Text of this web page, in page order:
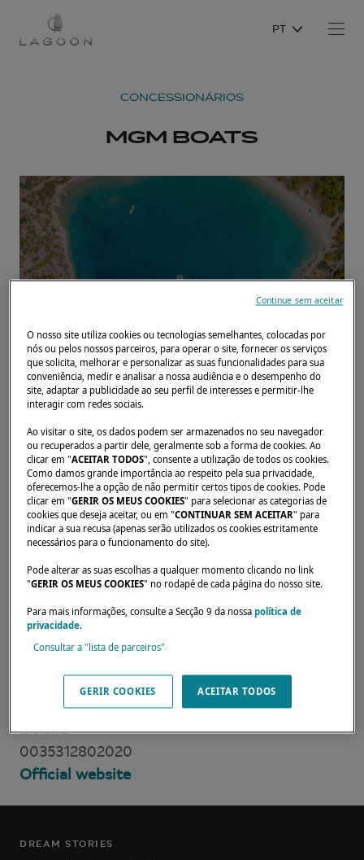
PT
CONCESSIONÁRIOS
MGM BOATS
Os nossos revendedores estão disponíveis
para atender às suas expectativas e
necessidades. Eles poderão informá-lo sobre
o catamarã Lagoon dos seus sonhos, em todo
DUN LAOGHAIRE,
CO. DUBLIN, A96 P400,
Ireland
0035312802020
Official website
DREAM STORIES
O nosso site utiliza cookies ou tecnologias semelhantes, colocadas por
nós ou pelos nossos parceiros, para operar o site, fornecer os serviços
que solicita, melhorar e personalizar as suas funcionalidades para sua
conveniência, medir e analisar a nossa audiência e o desempenho do
site, adaptar a publicidade ao seu perfil de interesses e permitir-lhe
interagir com redes sociais.
Ao visitar o site, os dados podem ser armazenados no seu navegador
ou recuperados a partir dele, geralmente sob a forma de cookies. Ao
clicar em "ACEITAR TODOS", consente a utilização de todos os cookies.
Como damos grande importância ao respeito pela sua privacidade,
oferecemos-lhe a opção de não permitir certos tipos de cookies. Pode
clicar em "GERIR OS MEUS COOKIES" para selecionar as categorias de
cookies que deseja aceitar, ou em "CONTINUAR SEM ACEITAR" para
indicar a sua recusa (apenas serão utilizados os cookies estritamente
necessários para o funcionamento do site).
Pode alterar as suas escolhas a qualquer momento clicando no link
"GERIR OS MEUS COOKIES" no rodapé de cada página do nosso site.
Para mais informações, consulte a Secção 9 da nossapolítica de
privacidade.
Consultar a "lista de parceiros"
GERIR COOKIES ACEITAR TODOS
Continue sem aceitar